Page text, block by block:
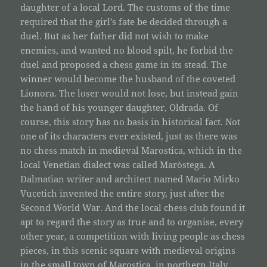
daughter of a local Lord. The customs of the time
required that the girl’s fate be decided through a
duel. But as her father did not wish to make
enemies, and wanted no blood spilt, he forbid the
duel and proposed a chess game in its stead. The
winner would become the husband of the coveted
Lionora. The loser would not lose, but instead gain
the hand of his younger daughter, Oldrada. Of
course, this story has no basis in historical fact. Not
one of its characters ever existed, just as there was
no chess match in medieval Marostica, which in the
local Venetian dialect was called Maròstega. A
Dalmatian writer and architect named Mario Mirko
Vucetich invented the entire story, just after the
Second World War. And the local chess club found it
apt to regard the story as true and to organise, every
other year, a competition with living people as chess
pieces, in this scenic square with medieval origins
in the small town of Marostica, in northern Italy.